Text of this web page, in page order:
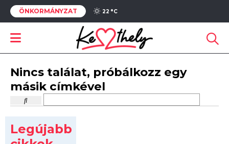
ÖNKORMÁNYZAT 22 °C
Nincs találat, próbálkozz egy
másik címkével
Legújabb